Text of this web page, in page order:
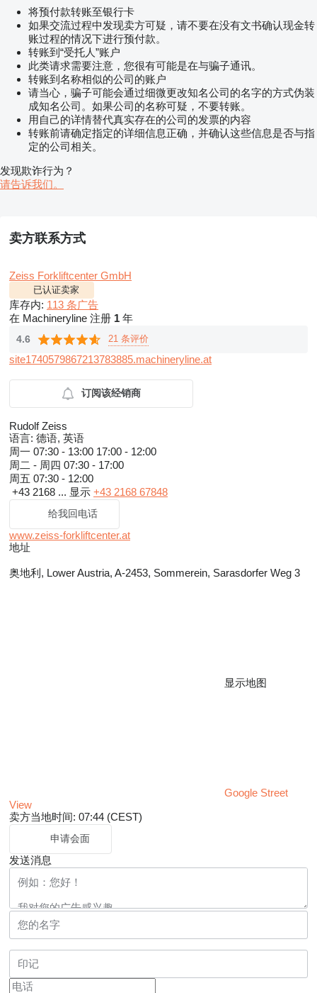
将预付款转账至银行卡
如果交流过程中发现卖方可疑，请不要在没有文书确认现金转
账过程的情况下进行预付款。
转账到“受托人”账户
此类请求需要注意，您很有可能是在与骗子通讯。
转账到名称相似的公司的账户
请当心，骗子可能会通过细微更改知名公司的名字的方式伪装
成知名公司。如果公司的名称可疑，不要转账。
用自己的详情替代真实存在的公司的发票的内容
转账前请确定指定的详细信息正确，并确认这些信息是否与指
定的公司相关。
发现欺诈行为？
请告诉我们。
卖方联系方式
Zeiss Forkliftcenter GmbH
已认证卖家
库存内: 113 条广告
在 Machineryline 注册 1 年
4.6 21 条评价
site1740579867213783885.machineryline.at
订阅该经销商
Rudolf Zeiss
语言: 德语, 英语
周一 07:30 - 13:00 17:00 - 12:00
周二 - 周四 07:30 - 17:00
周五 07:30 - 12:00
+43 2168 ... 显示 +43 2168 67848
给我回电话
www.zeiss-forkliftcenter.at
地址
奥地利, Lower Austria, A-2453, Sommerein, Sarasdorfer Weg 3
显示地图
Google Street
View
卖方当地时间: 07:44 (CEST)
申请会面
发送消息